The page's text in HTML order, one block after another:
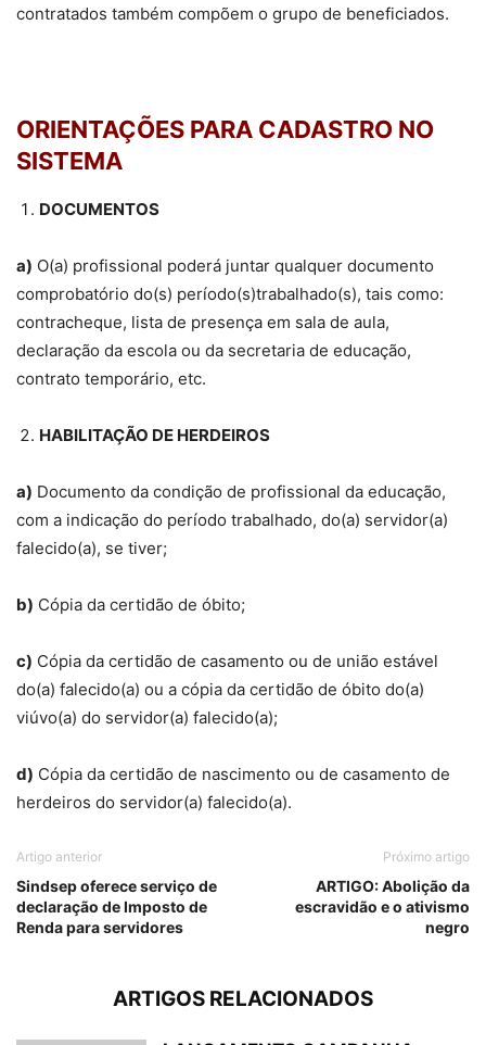
contratados também compõem o grupo de beneficiados.
ORIENTAÇÕES PARA CADASTRO NO
SISTEMA
DOCUMENTOS
a) O(a) profissional poderá juntar qualquer documento
comprobatório do(s) período(s)trabalhado(s), tais como:
contracheque, lista de presença em sala de aula,
declaração da escola ou da secretaria de educação,
contrato temporário, etc.
HABILITAÇÃO DE HERDEIROS
a) Documento da condição de profissional da educação,
com a indicação do período trabalhado, do(a) servidor(a)
falecido(a), se tiver;
b) Cópia da certidão de óbito;
c) Cópia da certidão de casamento ou de união estável
do(a) falecido(a) ou a cópia da certidão de óbito do(a)
viúvo(a) do servidor(a) falecido(a);
d) Cópia da certidão de nascimento ou de casamento de
herdeiros do servidor(a) falecido(a).
Artigo anterior
Sindsep oferece serviço de
declaração de Imposto de
Renda para servidores
Próximo artigo
ARTIGO: Abolição da
escravidão e o ativismo
negro
ARTIGOS RELACIONADOS